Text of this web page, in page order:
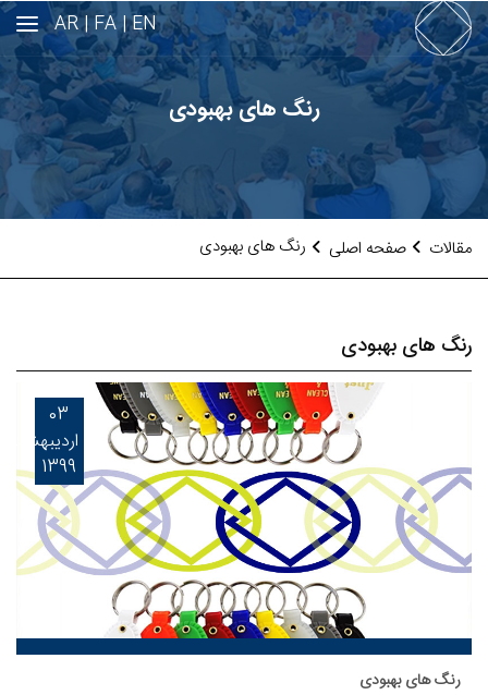
EN |
FA |
AR
رنگ های بهبودی
مقالات صفحه اصلی رنگ های بهبودی
رنگ های بهبودی
03
اردیبهشت
1399
رنگ های بهبودی